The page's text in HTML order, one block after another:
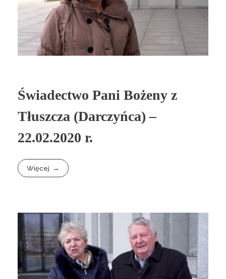
Świadectwo Pani Bożeny z
Tłuszcza (Darczyńca) –
22.02.2020 r.
Więcej